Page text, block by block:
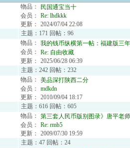
物品：
民国通宝当十
会员：
Re: lhdkkk
更新：
2024/07/04 22:08
主题：171 回帖：96
物品：
我的钱币纵横第一帖：福建版三
会员：
Re: 自由收藏
更新：
2025/06/28 06:39
主题：242 回帖：232
物品：
美品深打陕西二分
会员：
mdkdn
更新：
2010/09/04 18:17
主题：616 回帖：605
物品：
第三套人民币版别图录》唐平老
会员：
Re: rmb5
更新：
2009/07/30 19:59
主题：47 回帖：24